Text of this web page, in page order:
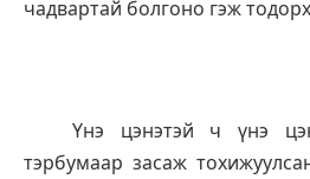
чадвартай болгоно гэж
Үнэ цэнэтэй ч үнэ
тэрбумаар засаж